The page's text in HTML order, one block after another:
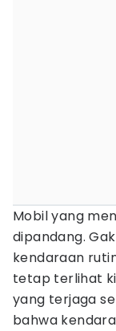
Mobil yang
dipandang.
kendaraan
tetap terlihat
yang terjaga
bahwa